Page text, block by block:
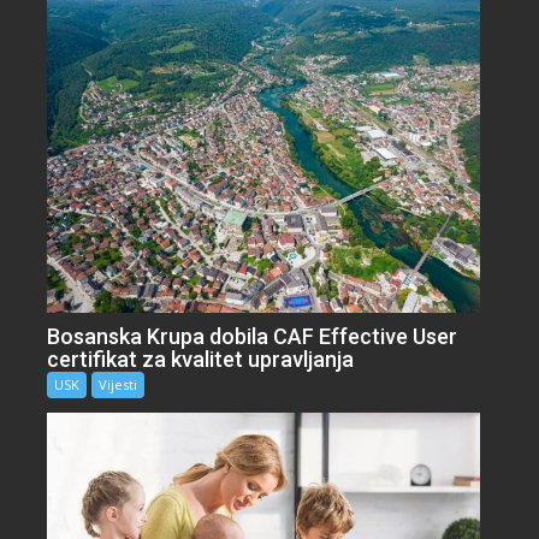
Bosanska Krupa dobila CAF Effective User
certifikat za kvalitet upravljanja
USK Vijesti